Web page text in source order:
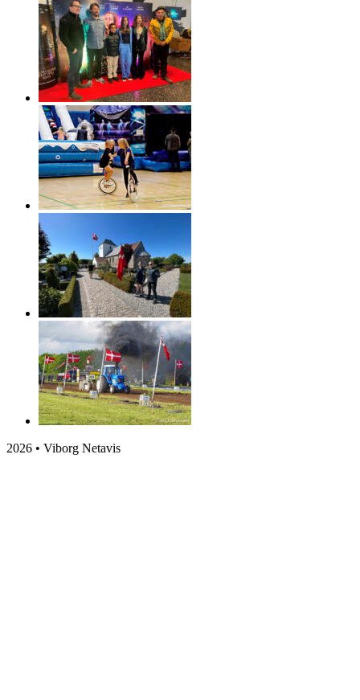
2026 • Viborg Netavis